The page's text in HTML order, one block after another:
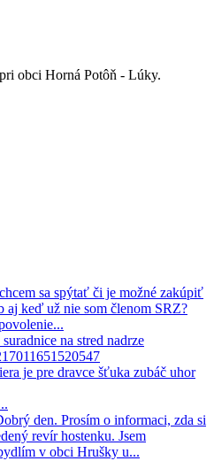
obci Horná Potôň - Lúky.
sa spýtať či je možné zakúpiť
aj keď už nie som členom SRZ?
na stred nadrze
je pre dravce šťuka zubáč uhor
den. Prosím o informaci, zda si
revír hostenku. Jsem
v obci Hrušky u...